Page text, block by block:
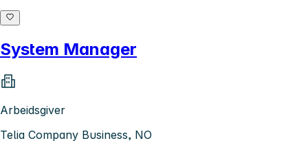
System Manager
Arbeidsgiver
Telia Company Business, NO